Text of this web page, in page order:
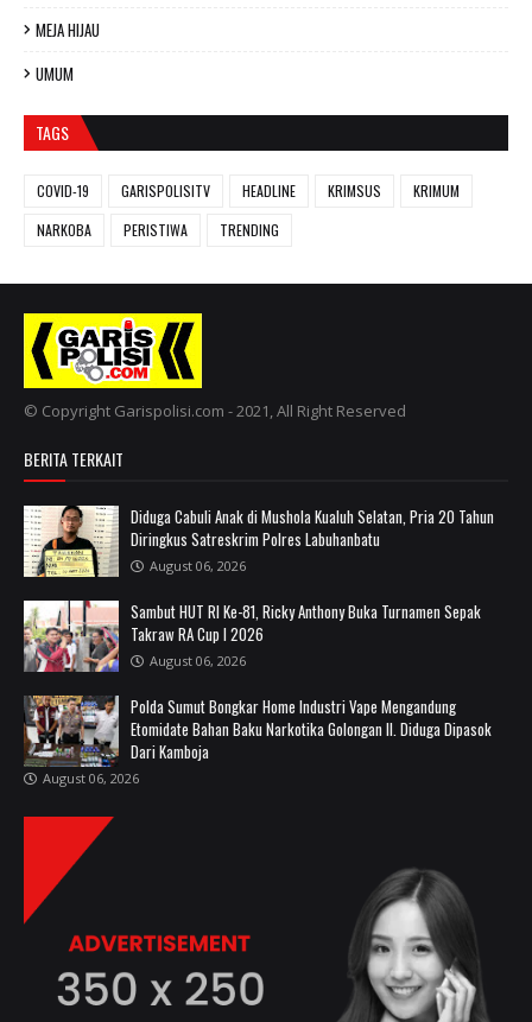
MEJA HIJAU
UMUM
TAGS
COVID-19 GARISPOLISITV HEADLINE KRIMSUS
KRIMUM
NARKOBA
PERISTIWA TRENDING
© Copyright Garispolisi.com - 2021, All Right Reserved
BERITA TERKAIT
Diduga Cabuli Anak di Mushola Kualuh Selatan, Pria 20 Tahun
Diringkus Satreskrim Polres Labuhanbatu
August 06, 2026
Sambut HUT RI Ke-81, Ricky Anthony Buka Turnamen Sepak
Takraw RA Cup I 2026
August 06, 2026
Polda Sumut Bongkar Home Industri Vape Mengandung
Etomidate Bahan Baku Narkotika Golongan II. Diduga Dipasok
Dari Kamboja
August 06, 2026